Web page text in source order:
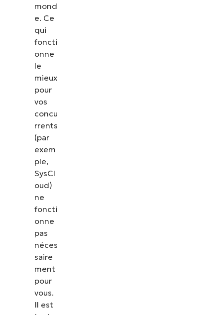
mond
e. Ce
qui
foncti
onne
le
mieux
pour
vos
concu
rrents
(par
exem
ple,
SysCl
oud)
ne
foncti
onne
pas
néces
saire
ment
pour
vous.
Il est